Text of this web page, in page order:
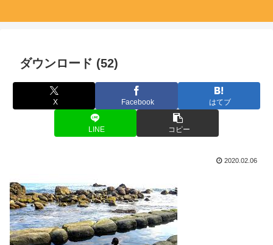
ダウンロード (52)
X Facebook はてブ
LINE コピー
2020.02.06